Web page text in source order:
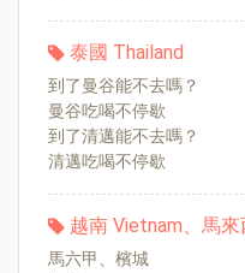
泰國 Thailand
到了曼谷能不去嗎？
曼谷吃喝不停歇
到了清邁能不去嗎？
清邁吃喝不停歇
越南 Vietnam、馬
馬六甲、檳城